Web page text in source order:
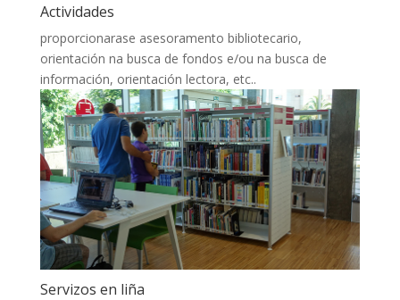
Actividades
proporcionarase asesoramento bibliotecario,
orientación na busca de fondos e/ou na busca de
información, orientación lectora, etc..
Servizos en liña